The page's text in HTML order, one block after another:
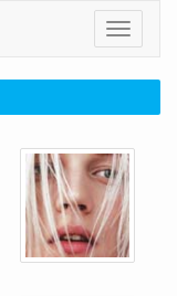
Toggle